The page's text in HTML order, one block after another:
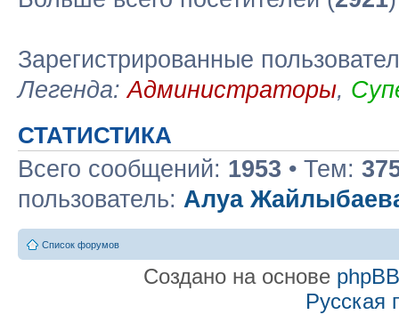
Зарегистрированные
Легенда:Администраторы,
СТАТИСТИКА
Всего сообщений: 1953 • Тем:
пользователь: Алуа
Список форумов
Создано на основе phpBB
Русская